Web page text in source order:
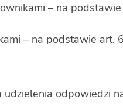
– na
– na podstawie art.
udzielenia odpowiedzi